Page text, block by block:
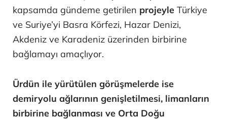
kapsamda gündeme getirilen projeyle Türkiye
ve Suriye’yi Basra Körfezi, Hazar Denizi,
Akdeniz ve Karadeniz üzerinden birbirine
bağlamayı amaçlıyor.
Ürdün ile yürütülen görüşmelerde ise
demiryolu ağlarının genişletilmesi, limanların
birbirine bağlanması ve Orta Doğu